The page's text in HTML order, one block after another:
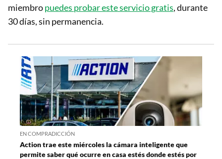
miembropuedes probar este servicio gratis, durante
30 días, sin permanencia.
EN COMPRADICCIÓN
Action trae este miércoles la cámara inteligente que
permite saber qué ocurre en casa estés donde estés por